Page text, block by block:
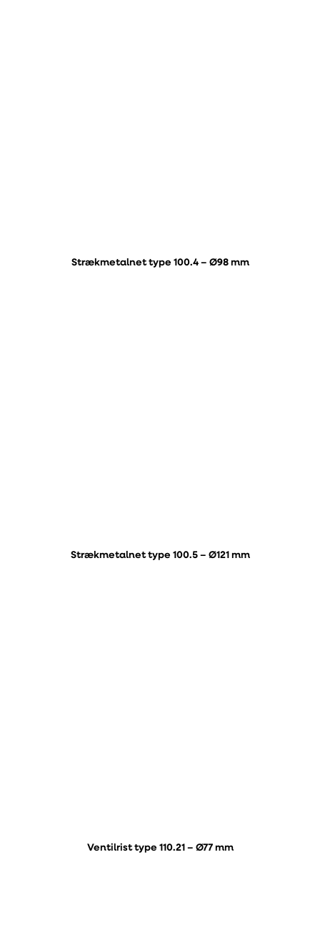
Strækmetalnet type 100.4 – Ø98 mm
Strækmetalnet type 100.5 – Ø121 mm
Ventilrist type 110.21 – Ø77 mm